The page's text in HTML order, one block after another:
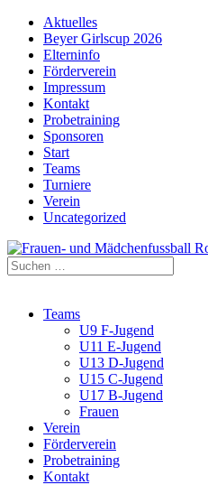
Aktuelles
Beyer Girlscup 2026
Elterninfo
Förderverein
Impressum
Kontakt
Probetraining
Sponsoren
Start
Teams
Turniere
Verein
Uncategorized
Teams
U9 F-Jugend
U11 E-Jugend
U13 D-Jugend
U15 C-Jugend
U17 B-Jugend
Frauen
Verein
Förderverein
Probetraining
Kontakt